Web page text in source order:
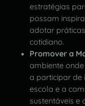
estratégias
possam
adotar
cotidiano.
Promover a
ambiente
a participar de
escola e a
sustentáveis e